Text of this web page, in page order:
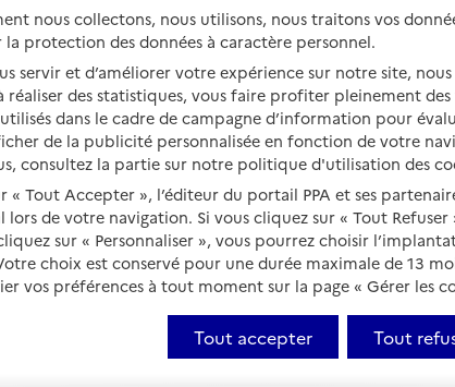
et sa
Solutions d'accueil temporaire
Vivre à domicile avec une
maladie ou un handicap
Être hospitalisé
Fin de vie à domicile
Vivre en accueil familial
Autres solutions de
nous collectons, nous utilisons, nous traitons vos
protection des données à caractère personnel.
servir et d’améliorer votre expérience sur notre site,
réaliser des statistiques, vous faire profiter pleinement
dans le cadre de campagne d’information pour
de la publicité personnalisée en fonction de votre
consultez la partie sur notre politique d'utilisation des
« Tout Accepter », l’éditeur du portail PPA et ses
de votre navigation. Si vous cliquez sur « Tout Refuser
sur « Personnaliser », vous pourrez choisir
choix est conservé pour une durée maximale de 13
vos préférences à tout moment sur la page « Gérer les
Tout accepter Tout